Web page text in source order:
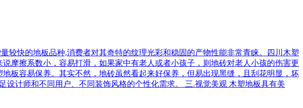
较快的地板品种,消费者对其奇特的纹理光彩和稳固的产物性能非常青睐。四川木塑
摩擦系数小，容易打滑，如果家中有老人或者小孩子，则地砖对老人小孩的伤害更
板容易保养。其实不然，地砖虽然看起来好保养，但易出现黑缝，且刮花明显，坏
计师和不同用户、不同装饰风格的个性化需求。 三.视觉美观 木塑地板具有美